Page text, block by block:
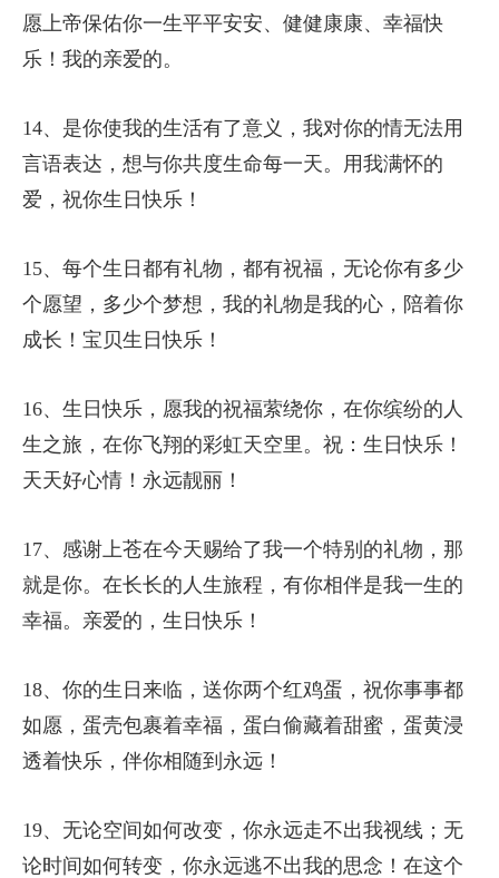
愿上帝保佑你一生平平安安、健健康康、幸福快
乐！我的亲爱的。
14、是你使我的生活有了意义，我对你的情无法用
言语表达，想与你共度生命每一天。用我满怀的
爱，祝你生日快乐！
15、每个生日都有礼物，都有祝福，无论你有多少
个愿望，多少个梦想，我的礼物是我的心，陪着你
成长！宝贝生日快乐！
16、生日快乐，愿我的祝福萦绕你，在你缤纷的人
生之旅，在你飞翔的彩虹天空里。祝：生日快乐！
天天好心情！永远靓丽！
17、感谢上苍在今天赐给了我一个特别的礼物，那
就是你。在长长的人生旅程，有你相伴是我一生的
幸福。亲爱的，生日快乐！
18、你的生日来临，送你两个红鸡蛋，祝你事事都
如愿，蛋壳包裹着幸福，蛋白偷藏着甜蜜，蛋黄浸
透着快乐，伴你相随到永远！
19、无论空间如何改变，你永远走不出我视线；无
论时间如何转变，你永远逃不出我的思念！在这个